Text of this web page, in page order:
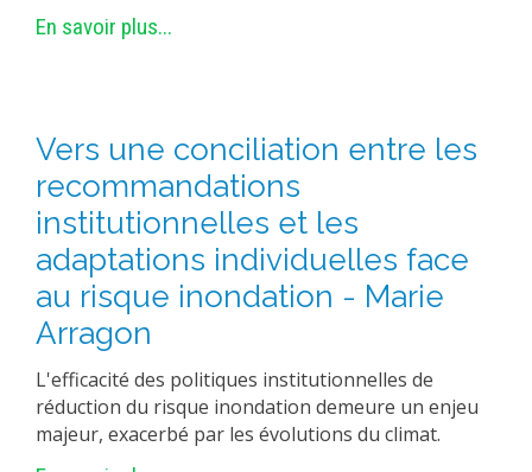
En savoir plus...
Vers une conciliation entre les
recommandations
institutionnelles et les
adaptations individuelles face
au risque inondation - Marie
Arragon
L'efficacité des politiques institutionnelles de
réduction du risque inondation demeure un enjeu
majeur, exacerbé par les évolutions du climat.